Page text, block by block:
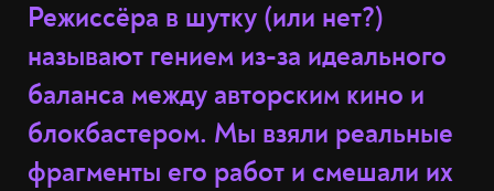
Режиссёра в шутку (или нет?)
называют гением из-за идеального
баланса между авторским кино и
блокбастером. Мы взяли реальные
фрагменты его работ и смешали их